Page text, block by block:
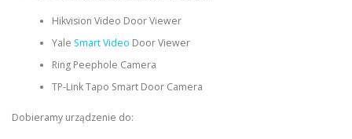
Hikvision Video Door Viewer
Yale Smart Video Door Viewer
Ring Peephole Camera
TP-Link Tapo Smart Door Camera
Dobieramy urządzenie do: